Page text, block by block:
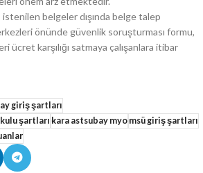
istenilen belgeler dışında belge talep
önünde güvenlik soruşturması formu,
ücret karşılığı satmaya çalışanlara itibar
giriş şartları
şartları kara astsubay myomsü giriş şartları